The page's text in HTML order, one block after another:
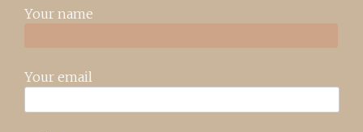
Your name
Your email